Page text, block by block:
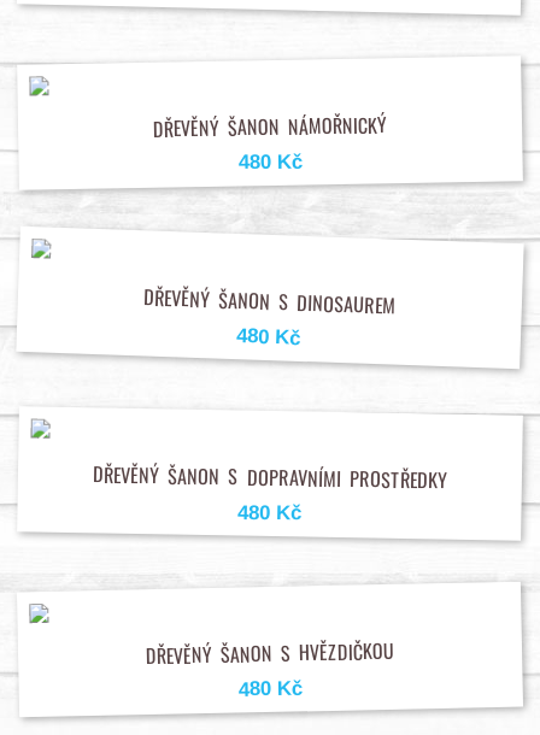
DŘEVĚNÝ ŠANON NÁMOŘNICKÝ
480 Kč
DŘEVĚNÝ ŠANON S DINOSAUREM
480 Kč
DŘEVĚNÝ ŠANON S DOPRAVNÍMI PROSTŘEDKY
480 Kč
DŘEVĚNÝ ŠANON S HVĚZDIČKOU
480 Kč